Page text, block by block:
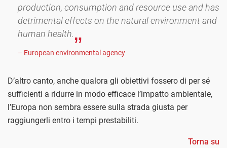
production, consumption and resource use and has
detrimental effects on the natural environment and
human health.
– European environmental agency
D’altro canto, anche qualora gli obiettivi fossero di per sé
sufficienti a ridurre in modo efficace l’impatto ambientale,
l’Europa non sembra essere sulla strada giusta per
raggiungerli entro i tempi prestabiliti.
Torna su